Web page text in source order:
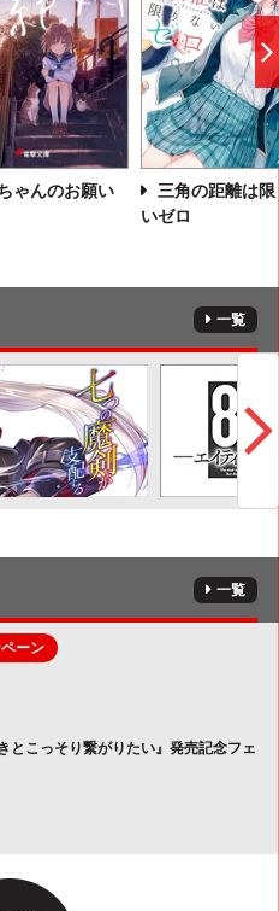
ゃんのお願い
三角の距離は限
いゼロ
一覧
一覧
ーン
とこっそり繋がりたい』発売記念フェ